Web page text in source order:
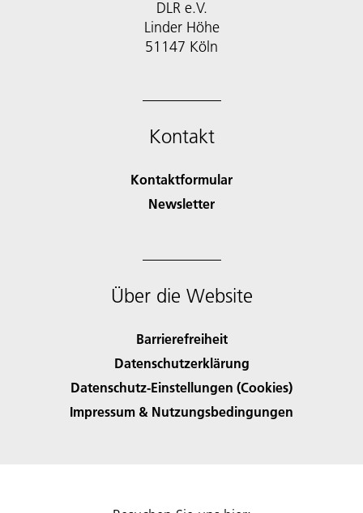
DLR e.V.
Linder Höhe
51147 Köln
Kontakt
Kontaktformular
Newsletter
Über die Website
Barrierefreiheit
Datenschutzerklärung
Datenschutz-Einstellungen (Cookies)
Impressum & Nutzungsbedingungen